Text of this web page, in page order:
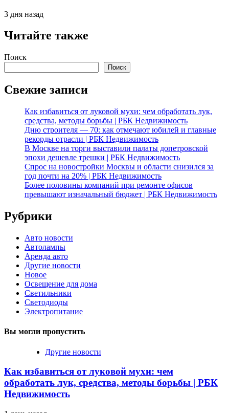
3 дня назад
Читайте также
Поиск
Поиск
Свежие записи
Как избавиться от луковой мухи: чем обработать лук,
средства, методы борьбы | РБК Недвижимость
Дню строителя — 70: как отмечают юбилей и главные
рекорды отрасли | РБК Недвижимость
В Москве на торги выставили палаты допетровской
эпохи дешевле трешки | РБК Недвижимость
Спрос на новостройки Москвы и области снизился за
год почти на 20% | РБК Недвижимость
Более половины компаний при ремонте офисов
превышают изначальный бюджет | РБК Недвижимость
Рубрики
Авто новости
Автолампы
Аренда авто
Другие новости
Новое
Освещение для дома
Светильники
Светодиоды
Электропитание
Вы могли пропустить
Другие новости
Как избавиться от луковой мухи: чем
обработать лук, средства, методы борьбы | РБК
Недвижимость